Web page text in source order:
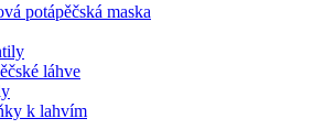
potápěčská maska
láhve
k lahvím